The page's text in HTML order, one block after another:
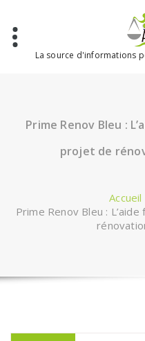
contenu
La source d'informations
Prime Renov Bleu :
projet de
Accueil
Prime Renov Bleu :